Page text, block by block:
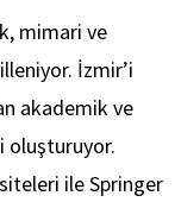
mimari ve
İzmir’i
akademik ve
oluşturuyor.
ile Springer